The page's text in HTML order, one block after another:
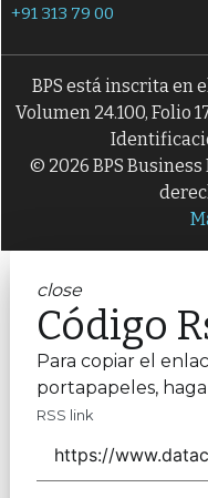
+91 313 79 00
BPS está inscrita en
Volumen 24.100, Folio
© 2026 BPS Business
close
Código
Para copiar el
portapapeles,
RSS link